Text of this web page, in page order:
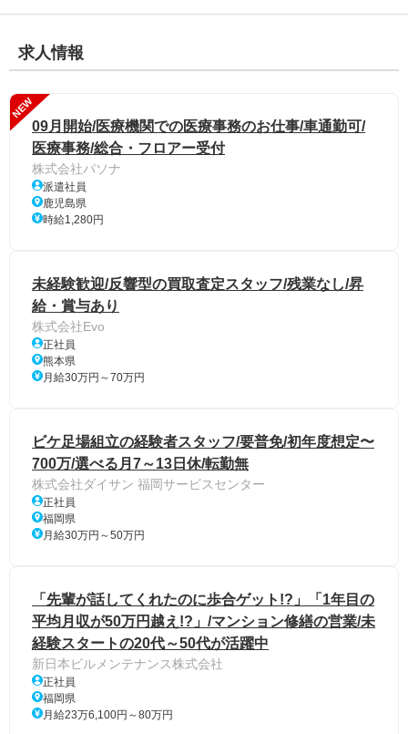
求人情報
NEW
09月開始/医療機関での医療事務のお仕事/車通勤可/
医療事務/総合・フロアー受付
株式会社パソナ
派遣社員
鹿児島県
時給1,280円
未経験歓迎/反響型の買取査定スタッフ/残業なし/昇
給・賞与あり
株式会社Evo
正社員
熊本県
月給30万円～70万円
ビケ足場組立の経験者スタッフ/要普免/初年度想定〜
700万/選べる月7～13日休/転勤無
株式会社ダイサン 福岡サービスセンター
正社員
福岡県
月給30万円～50万円
「先輩が話してくれたのに歩合ゲット!?」「1年目の
平均月収が50万円越え!?」/マンション修繕の営業/未
経験スタートの20代～50代が活躍中
新日本ビルメンテナンス株式会社
正社員
福岡県
月給23万6,100円～80万円